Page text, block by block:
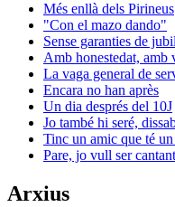
Més enllà dels Pirineus
"Con el mazo dando"
Sense garanties de
Amb honestedat, amb
La vaga general de
Encara no han après
Un dia després del 10J
Jo també hi seré,
Tinc un amic que té
Pare, jo vull ser
Arxius